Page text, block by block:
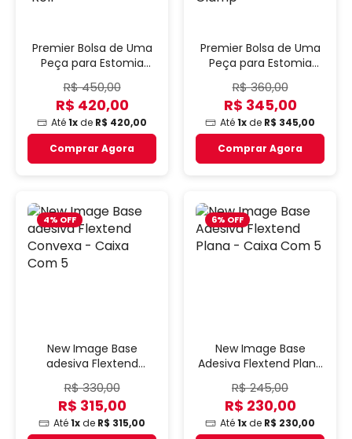
Premier Bolsa de Uma
Peça para Estomia
Intestinal - Barreira
Flextend e
Fechamento Lock´n
´Roll
R$ 450,00
R$ 420,00
Até1xde R$ 420,00
Comprar Agora
Premier Bolsa de Uma
Peça para Estomia
Intestinal - Barreira
Flextend e
Fechamento com
Clamp
R$ 360,00
R$ 345,00
Até1xde R$ 345,00
Comprar Agora
4% OFF
New Image Base
adesiva Flextend
Convexa - Caixa Com
5
R$ 330,00
R$ 315,00
Até1xde R$ 315,00
6% OFF
New Image Base
Adesiva Flextend Plana
- Caixa Com 5
R$ 245,00
R$ 230,00
Até1xde R$ 230,00